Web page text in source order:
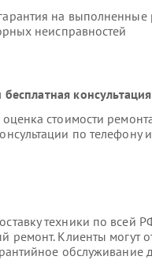
на
неисправностей
консультация
стоимости
по телефону
техники по всей
Клиенты могут